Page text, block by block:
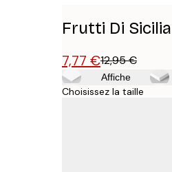
Frutti Di
7,77 €12,95 €
Affiche
Choisissez la taille